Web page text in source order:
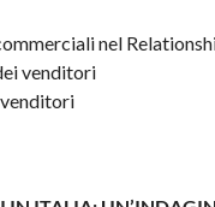
nel
venditori